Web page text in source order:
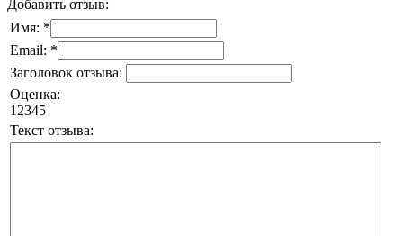
Добавить отзыв:
Имя: *
Email: *
Заголовок отзыва:
Оценка:
1 2345
Текст отзыва: